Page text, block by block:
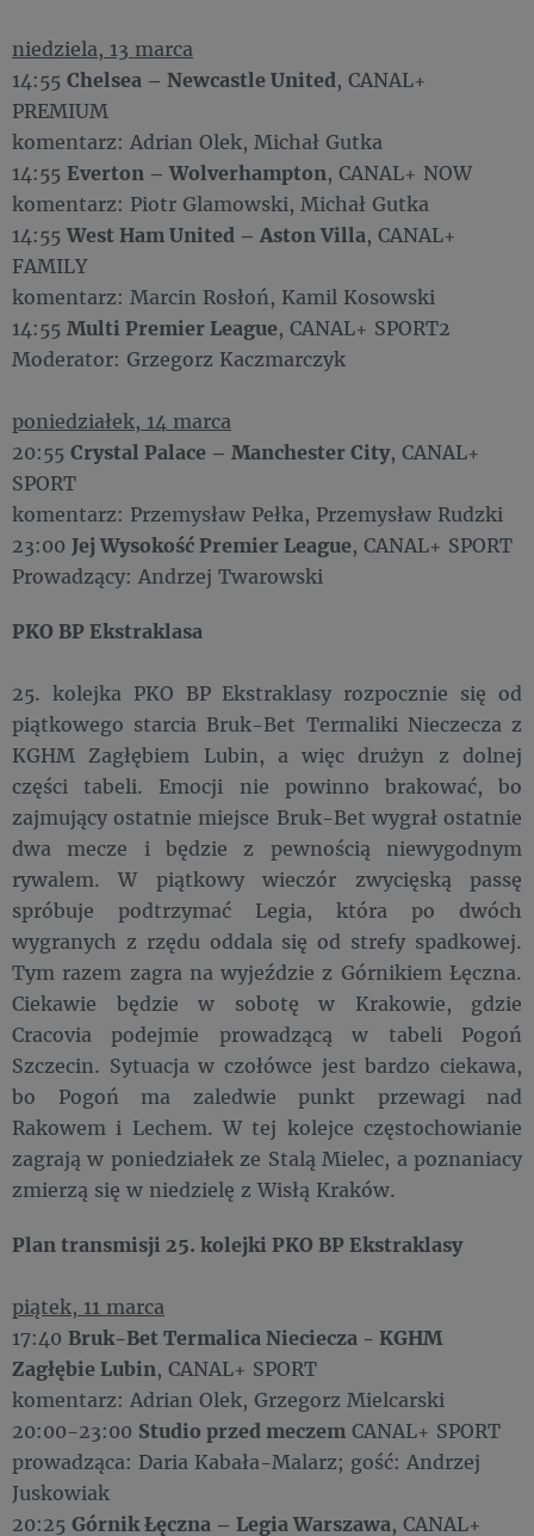
niedziela, 13 marca
14:55 Chelsea – Newcastle United, CANAL+
PREMIUM
komentarz: Adrian Olek, Michał Gutka
14:55 Everton – Wolverhampton, CANAL+ NOW
komentarz: Piotr Glamowski, Michał Gutka
14:55West Ham United – Aston Villa, CANAL+
FAMILY
komentarz: Marcin Rosłoń, Kamil Kosowski
14:55 Multi Premier League, CANAL+ SPORT2
Moderator: Grzegorz Kaczmarczyk
poniedziałek, 14 marca
20:55 Crystal Palace – Manchester City, CANAL+
SPORT
komentarz: Przemysław Pełka, Przemysław Rudzki
23:00 Jej Wysokość Premier League, CANAL+ SPORT
Prowadzący: Andrzej Twarowski
PKO BP Ekstraklasa
25. kolejka PKO BP Ekstraklasy rozpocznie się od
piątkowego starcia Bruk-Bet Termaliki Nieczecza z
KGHM Zagłębiem Lubin, a więc drużyn z dolnej
części tabeli. Emocji nie powinno brakować, bo
zajmujący ostatnie miejsce Bruk-Bet wygrał ostatnie
dwa mecze i będzie z pewnością niewygodnym
rywalem. W piątkowy wieczór zwycięską passę
spróbuje podtrzymać Legia, która po dwóch
wygranych z rzędu oddala się od strefy spadkowej.
Tym razem zagra na wyjeździe z Górnikiem Łęczna.
Ciekawie będzie w sobotę w Krakowie, gdzie
Cracovia podejmie prowadzącą w tabeli Pogoń
Szczecin. Sytuacja w czołówce jest bardzo ciekawa,
bo Pogoń ma zaledwie punkt przewagi nad
Rakowem i Lechem. W tej kolejce częstochowianie
zagrają w poniedziałek ze Stalą Mielec, a poznaniacy
zmierzą się w niedzielę z Wisłą Kraków.
Plan transmisji 25. kolejki PKO BP Ekstraklasy
piątek, 11 marca
17:40 Bruk-Bet Termalica Nieciecza - KGHM
Zagłębie Lubin, CANAL+ SPORT
komentarz: Adrian Olek, Grzegorz Mielcarski
20:00-23:00 Studio przed meczem CANAL+ SPORT
prowadząca: Daria Kabała-Malarz; gość: Andrzej
Juskowiak
20:25 Górnik Łęczna – Legia Warszawa, CANAL+